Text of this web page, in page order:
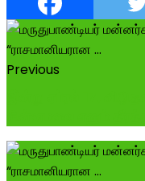
Previous